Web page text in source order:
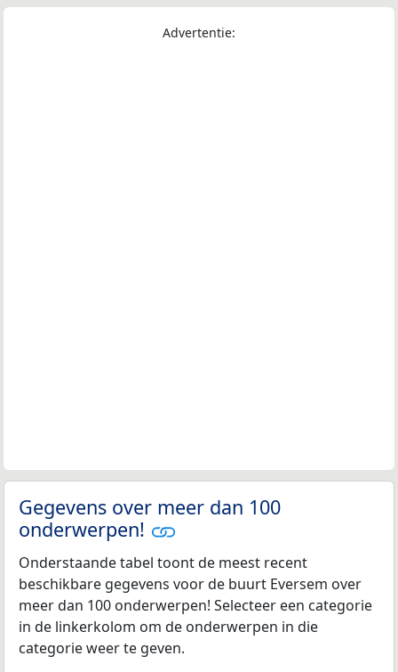
Advertentie:
Gegevens over meer dan 100
onderwerpen!
Onderstaande tabel toont de meest recent
beschikbare gegevens voor de buurt Eversem over
meer dan 100 onderwerpen! Selecteer een categorie
in de linkerkolom om de onderwerpen in die
categorie weer te geven.